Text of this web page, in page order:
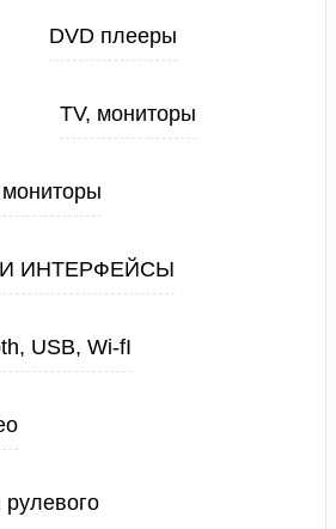
DVD плееры
TV, мониторы
ИНТЕРФЕЙСЫ
USB, Wi-fI